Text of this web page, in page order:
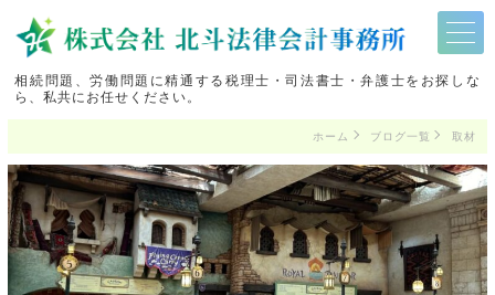
相続問題、労働問題に精通する税理士・司法書士・弁護士をお探しな
ら、私共にお任せください。
ホーム ブログ一覧 取材